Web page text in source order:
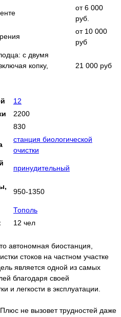
от 6 000
руб.
от 10 000
руб
с двумя
копку,
21 000 руб
12
2200
830
станция биологической
очистки
принудительный
950-1350
Тополь
12 чел
автономная биостанция,
стоков на частном участке
является одной из самых
благодаря своей
и легкости в эксплуатации.
не вызовет трудностей даже